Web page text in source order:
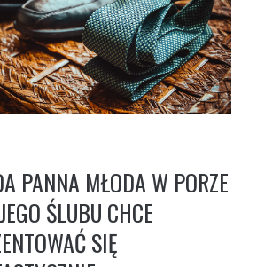
PANNA MŁODA W PORZE
ŚLUBU CHCE
SIĘ